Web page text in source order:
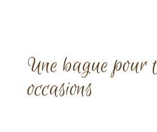
Une bague pour
occasions